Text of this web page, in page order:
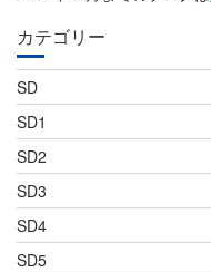
カテゴリー
SD
SD1
SD2
SD3
SD4
SD5